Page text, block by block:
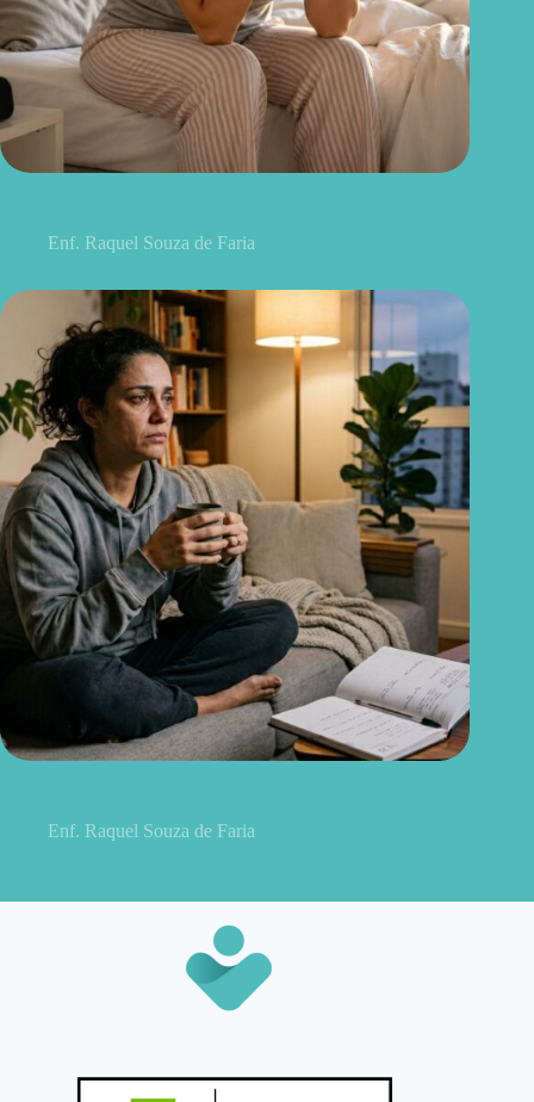
Enf. Raquel Souza de Faria
Enf. Raquel Souza de Faria